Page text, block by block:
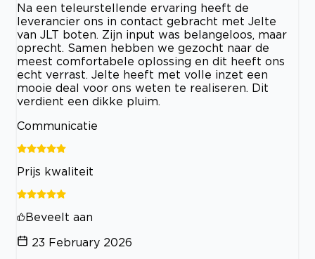
Na een teleurstellende ervaring heeft de
leverancier ons in contact gebracht met Jelte
van JLT boten. Zijn input was belangeloos, maar
oprecht. Samen hebben we gezocht naar de
meest comfortabele oplossing en dit heeft ons
echt verrast. Jelte heeft met volle inzet een
mooie deal voor ons weten te realiseren. Dit
verdient een dikke pluim.
Communicatie
Prijs kwaliteit
Beveelt aan
23 February 2026